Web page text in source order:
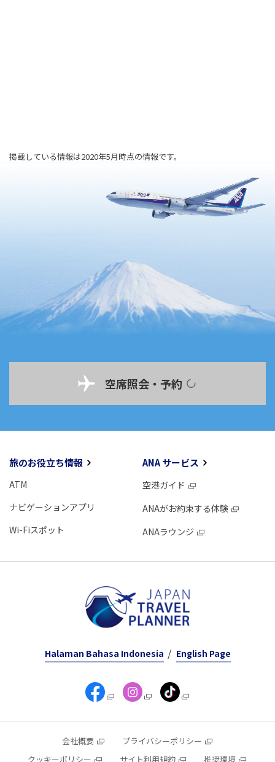
掲載している情報は2020年5月時点の情報です。
空席照会・予約
旅のお役立ち情報
ATM
ナビゲーションアプリ
Wi-Fiスポット
ANA サービス
空港ガイド
ANAがお約束する体験
ANAラウンジ
Halaman Bahasa Indonesia English Page
会社概要
プライバシーポリシー
クッキーポリシー
サイト利用規約 推奨環境